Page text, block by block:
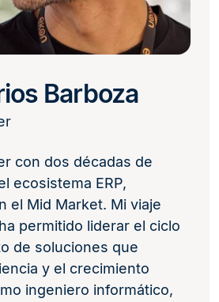
Barboza
con dos décadas de
ecosistema ERP,
el Mid Market. Mi viaje
permitido liderar el ciclo
de soluciones que
y el crecimiento
ingeniero informático,